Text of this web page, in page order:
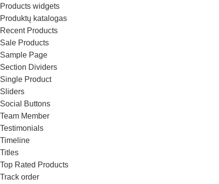
Products widgets
Produktų katalogas
Recent Products
Sale Products
Sample Page
Section Dividers
Single Product
Sliders
Social Buttons
Team Member
Testimonials
Timeline
Titles
Top Rated Products
Track order